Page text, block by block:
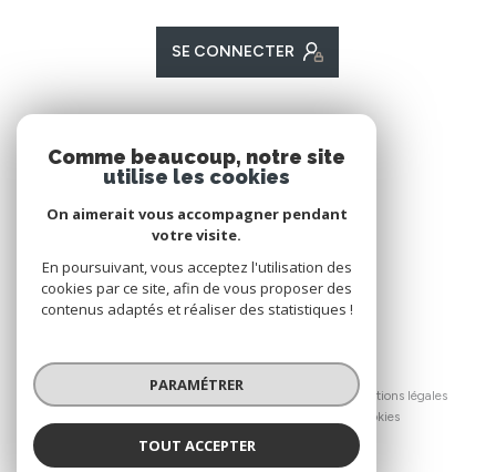
SE CONNECTER
Nous adhérons
© 2026 | Tous droits réservés
Mentions légales
Cookies
Comme beaucoup, notre site
utilise les cookies
On aimerait vous accompagner pendant
votre visite.
En poursuivant, vous acceptez l'utilisation des
cookies par ce site, afin de vous proposer des
contenus adaptés et réaliser des statistiques !
PARAMÉTRER
TOUT ACCEPTER